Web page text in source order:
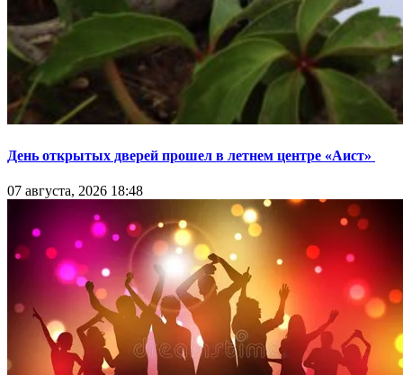
День открытых дверей прошел в летнем центре «Аист»
07 августа, 2026 18:48